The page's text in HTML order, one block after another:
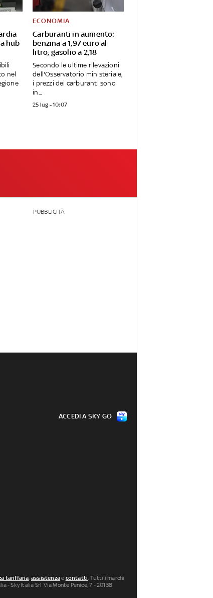
hub
nel
Carburanti in aumento:
benzina a 1,97 euro al
litro, gasolio a 2,18
ECONOMIA
Secondo le ultime rilevazioni
dell'Osservatorio ministeriale,
i prezzi dei carburanti sono
in...
25 lug - 10:07
PUBBLICITÀ
ACCEDI A SKY GO
tariffaria,assistenzae contatti. Tutti i marchi
Sky Italia Srl Via Monte Penice, 7 - 20138